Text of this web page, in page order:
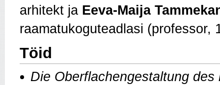
arhitekt ja Eeva-Maija
raamatukoguteadlasi (professor,
Töid
Die Oberflachengestaltung